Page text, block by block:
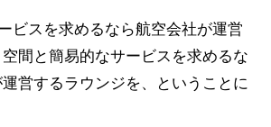
ビスを求めるなら航空会社が運営
間と簡易的なサービスを求めるな
営するラウンジを、ということに